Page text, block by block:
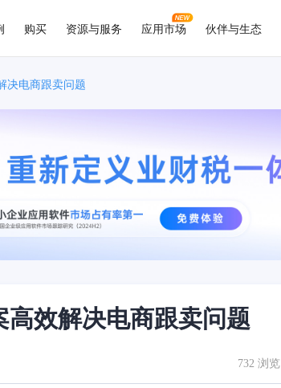
购买 资源与服务 应用市场 伙伴与生态
决电商跟卖问题
效解决电商跟卖问题
732 浏览